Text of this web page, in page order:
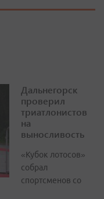
Дальнегорск
проверил
триатлонистов
на
выносливость
«Кубок лотосов»
собрал
спортсменов со